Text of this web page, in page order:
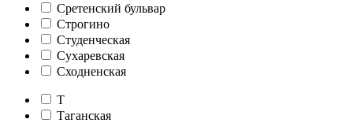
Сретенский бульвар
Строгино
Студенческая
Сухаревская
Сходненская
Т
Таганская